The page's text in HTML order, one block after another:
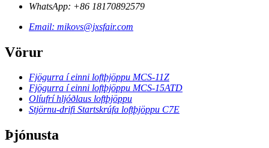
WhatsApp: +86 18170892579
Email: mikovs@jxsfair.com
Vörur
Fjögurra í einni loftþjöppu MCS-11Z
Fjögurra í einni loftþjöppu MCS-15ATD
Olíufrí hljóðlaus loftþjöppu
Stjörnu-drifi Startskrúfa loftþjöppu C7E
Þjónusta